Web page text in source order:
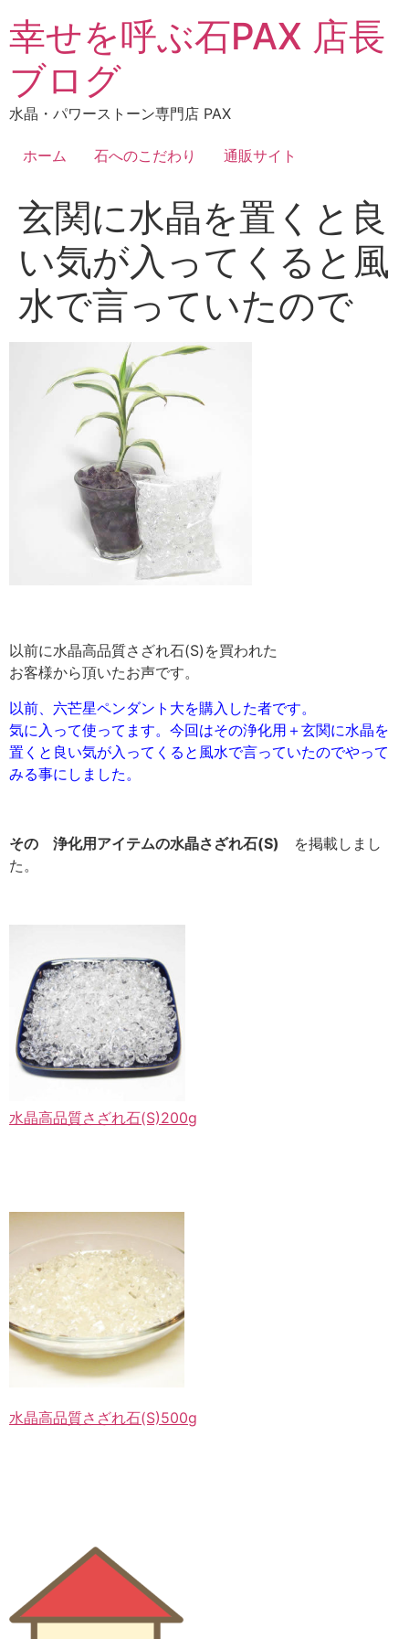
ン
ン
に
幸せを呼ぶ石PAX 店長
ブログ
水晶・パワーストーン専門店 PAX
ホーム 石へのこだわり 通販サイト
玄関に水晶を置くと良
い気が入ってくると風
水で言っていたので
以前に水晶高品質さざれ石(S)を買われた
お客様から頂いたお声です。
以前、六芒星ペンダント大を購入した者です。
気に入って使ってます。今回はその浄化用＋玄関に水晶を
置くと良い気が入ってくると風水で言っていたのでやって
みる事にしました。
その 浄化用アイテムの水晶さざれ石(S) を掲載しまし
た。
水晶高品質さざれ石(S)200g
水晶高品質さざれ石(S)500g